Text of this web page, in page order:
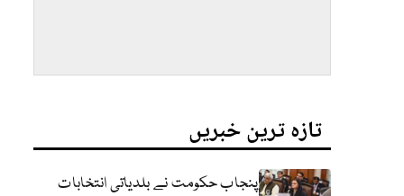
تازہ ترین خبریں
پنجاب حکومت نے بلدیاتی انتخابات